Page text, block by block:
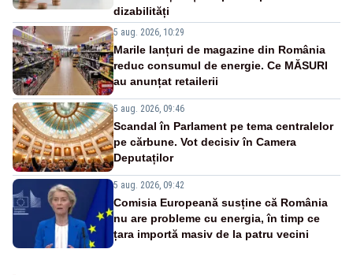
dizabilități
5 aug. 2026, 10:29
Marile lanțuri de magazine din România
reduc consumul de energie. Ce MĂSURI
au anunțat retailerii
5 aug. 2026, 09:46
Scandal în Parlament pe tema centralelor
pe cărbune. Vot decisiv în Camera
Deputaților
5 aug. 2026, 09:42
Comisia Europeană susține că România
nu are probleme cu energia, în timp ce
țara importă masiv de la patru vecini